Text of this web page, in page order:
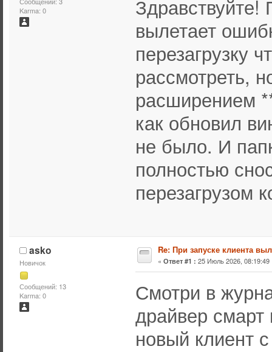
Karma: 0
Здравствуйте!
вылетает
перезагрузку
рассмотреть,
расширением
как обновил
не было. И
полностью
перезагрузом
asko
Новичок
Сообщений: 13
Karma: 0
Re: При запуске клиента
« Ответ #1 : 25 Июль 2026, 08:19:49
Смотри в
драйвер смарт
новый клиент